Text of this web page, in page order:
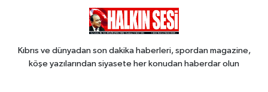
Kıbrıs ve dünyadan son dakika haberleri, spordan magazine,
köşe yazılarından siyasete her konudan haberdar olun